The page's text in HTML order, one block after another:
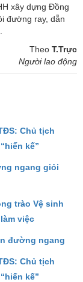
xây dựng Đồng
đường ray, dẫn
Theo T.Trực
Người lao động
Chủ tịch
kế”
ngang giỏi
trào Vệ sinh
việc
đường ngang
Chủ tịch
kế”